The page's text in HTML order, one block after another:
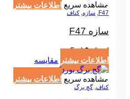
مشاهده سریع اطلاعات بیشتر
F47
, سازه, کناف
سازه F47
امتیاز0از 5
اطلاعات بیشتر مقایسه
مشاهده سریع اطلاعات بیشتر
کناف, گچ برگ